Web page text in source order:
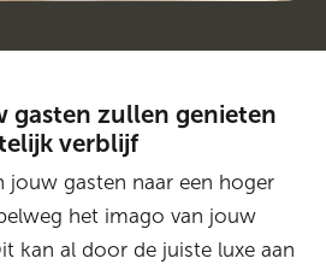
gasten zullen genieten
verblijf
jouw gasten naar een hoger
het imago van jouw
kan al door de juiste luxe aan